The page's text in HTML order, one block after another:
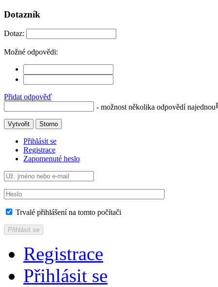
Dotazník
Dotaz:
Možné odpovědi:
Přidat odpověď
- možnost několika odpovědí najednou
Vytvořit Storno
Přihlásit se
Registrace
Zapomenuté heslo
Trvalé přihlášení na tomto počítači
Přihlásit se
Registrace
Přihlásit se